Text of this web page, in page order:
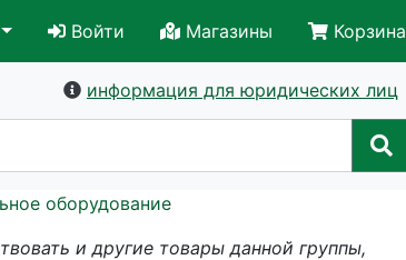
Войти Магазины Корзина
информация для юридических лиц
оборудование
и другие товары данной группы,